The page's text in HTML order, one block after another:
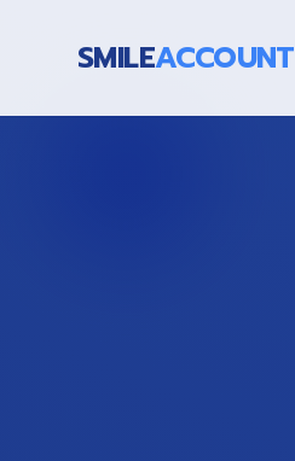
SMILEACCOUNT